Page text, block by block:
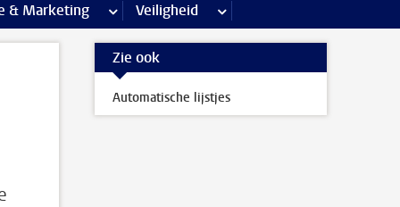
& Marketing meer Communicatie & Marketing pagina’s
Veiligheid meer Veiligheid pagina’s
Zie ook
Automatische lijstjes